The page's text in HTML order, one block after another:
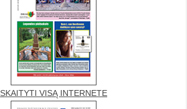
SKAITYTI VISĄ INTERNETE